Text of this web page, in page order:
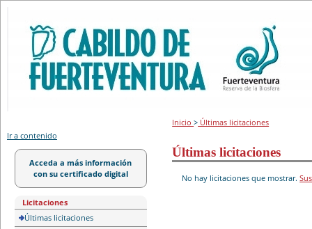
Ir a contenido
Acceda a más información
con su certificado digital
Licitaciones
Últimas licitaciones
Inicio> Últimas licitaciones
Últimas licitaciones
No hay licitaciones que mostrar.